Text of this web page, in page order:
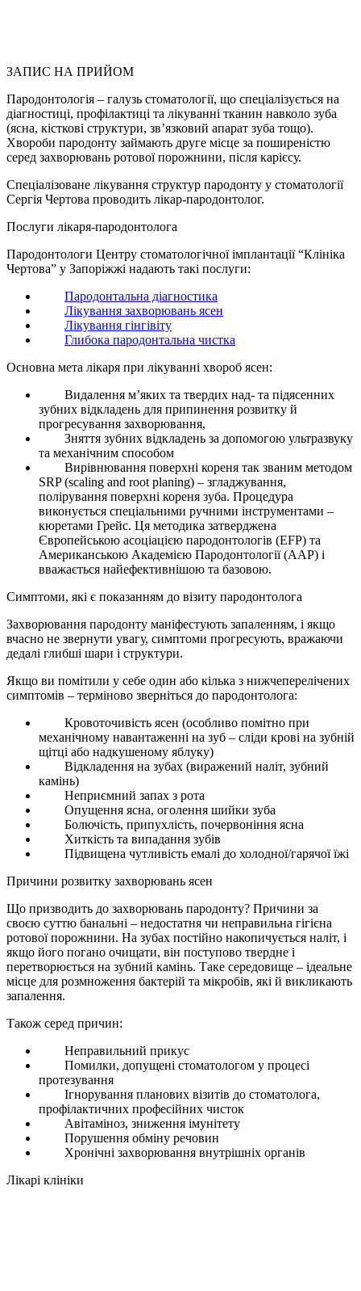
ЗАПИС НА ПРИЙОМ
Пародонтологія – галузь стоматології, що спеціалізується на
діагностиці, профілактиці та лікуванні тканин навколо зуба
(ясна, кісткові структури, зв’язковий апарат зуба тощо).
Хвороби пародонту займають друге місце за поширеністю
серед захворювань ротової порожнини, після карієсу.
Спеціалізоване лікування структур пародонту у стоматології
Сергія Чертова проводить лікар-пародонтолог.
Послуги лікаря-пародонтолога
Пародонтологи Центру стоматологічної імплантації “Клініка
Чертова” у Запоріжжі надають такі послуги:
Пародонтальна діагностика
Лікування захворювань ясен
Лікування гінгівіту
Глибока пародонтальна чистка
Основна мета лікаря при лікуванні хвороб ясен:
Видалення м’яких та твердих над- та підясенних
зубних відкладень для припинення розвитку й
прогресування захворювання,
Зняття зубних відкладень за допомогою ультразвуку
та механічним способом
Вирівнювання поверхні кореня так званим методом
SRP (scaling and root planing) – згладжування,
полірування поверхні кореня зуба. Процедура
виконується спеціальними ручними інструментами –
кюретами Грейс. Ця методика затверджена
Європейською асоціацією пародонтологів (EFP) та
Американською Академією Пародонтології (ААР) і
вважається найефективнішою та базовою.
Симптоми, які є показанням до візиту пародонтолога
Захворювання пародонту маніфестують запаленням, і якщо
вчасно не звернути увагу, симптоми прогресують, вражаючи
дедалі глибші шари і структури.
Якщо ви помітили у себе один або кілька з нижчеперелічених
симптомів – терміново зверніться до пародонтолога:
Кровоточивість ясен (особливо помітно при
механічному навантаженні на зуб – сліди крові на зубній
щітці або надкушеному яблуку)
Відкладення на зубах (виражений наліт, зубний
камінь)
Неприємний запах з рота
Опущення ясна, оголення шийки зуба
Болючість, припухлість, почервоніння ясна
Хиткість та випадання зубів
Підвищена чутливість емалі до холодної/гарячої їжі
Причини розвитку захворювань ясен
Що призводить до захворювань пародонту? Причини за
своєю суттю банальні – недостатня чи неправильна гігієна
ротової порожнини. На зубах постійно накопичується наліт, і
якщо його погано очищати, він поступово твердне і
перетворюється на зубний камінь. Таке середовище – ідеальне
місце для розмноження бактерій та мікробів, які й викликають
запалення.
Також серед причин:
Неправильний прикус
Помилки, допущені стоматологом у процесі
протезування
Ігнорування планових візитів до стоматолога,
профілактичних професійних чисток
Авітаміноз, зниження імунітету
Порушення обміну речовин
Хронічні захворювання внутрішніх органів
Лікарі клініки